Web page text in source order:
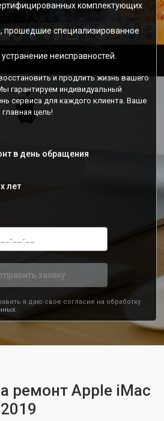
комплектующих
прошедшие специализированное
неисправностей.
и продлить жизнь вашего
гарантируем индивидуальный
сервиса для каждого клиента. Ваше
цель!
в день обращения
лет
заявку
я даю свое согласие на обработку
ремонт Apple iMac